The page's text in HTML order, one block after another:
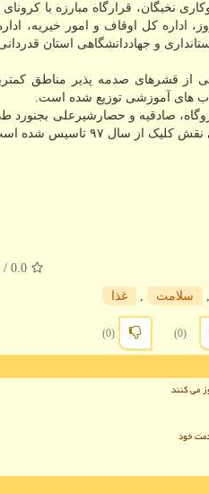
نخبگان، قرارگاه مبارزه با
اداره کل اوقاف و امور خیریه،
و جهاددانشگاهی استان
از قشرهای صدمه پذیر مناطق
های آموزشی توزیع شده است.
صادقیه و حصارشیرعلی بجنورد
سال ۹۷ تاسیس شده است.
0.0
/ 5
سلامت غذا
(0)
(0)
می کنند
خود